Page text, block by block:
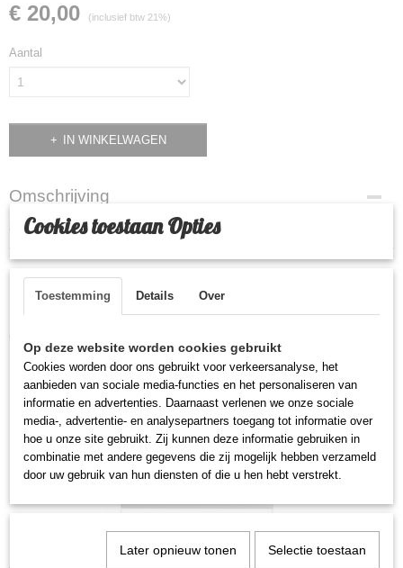
€ 20,00 (inclusief btw 21%)
Aantal
IN WINKELWAGEN
Omschrijving
3cm x 3cm Paper Labels - RF - 8,2 MHz - Barcode - Deactivatable
AM alarmstickers universeel DR
Cookies toestaan Opties
Toestemming Details Over
Op deze website worden cookies gebruikt
Cookies worden door ons gebruikt voor verkeersanalyse, het
aanbieden van sociale media-functies en het personaliseren van
informatie en advertenties. Daarnaast verlenen we onze sociale
media-, advertentie- en analysepartners toegang tot informatie over
hoe u onze site gebruikt. Zij kunnen deze informatie gebruiken in
combinatie met andere gegevens die zij mogelijk hebben verzameld
door uw gebruik van hun diensten of die u hen hebt verstrekt.
Later opnieuw tonen Selectie toestaan